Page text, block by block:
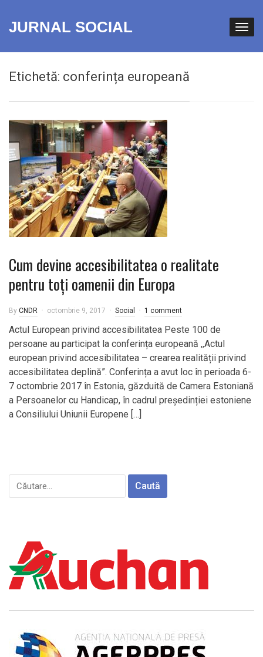
JURNAL SOCIAL
Etichetă: conferința europeană
Cum devine accesibilitatea o realitate
pentru toți oamenii din Europa
By CNDR octombrie 9, 2017 Social 1 comment
Actul European privind accesibilitatea Peste 100 de
persoane au participat la conferința europeană ,,Actul
european privind accesibilitatea – crearea realității privind
accesibilitatea deplină”. Conferința a avut loc în perioada 6-
7 octombrie 2017 în Estonia, găzduită de Camera Estoniană
a Persoanelor cu Handicap, în cadrul președinției estoniene
a Consiliului Uniunii Europene […]
Caută
după: